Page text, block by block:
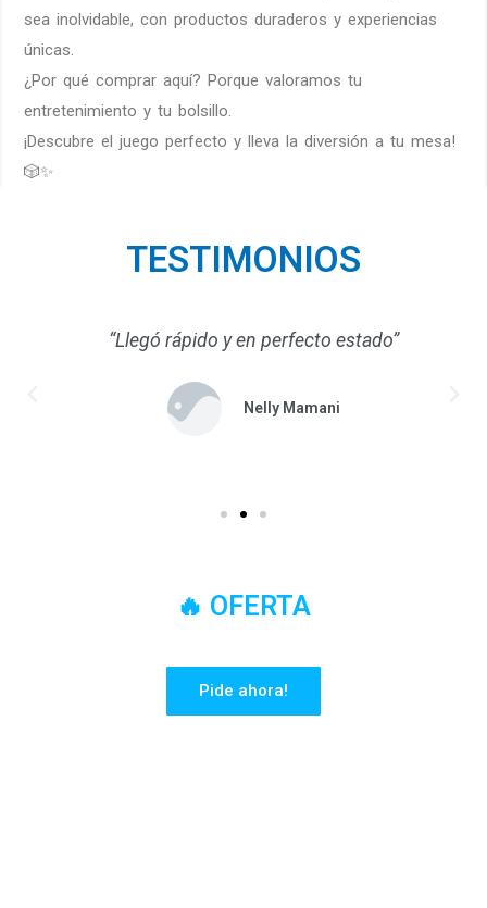
sea inolvidable, con productos duraderos y experiencias
únicas.
¿Por qué comprar aquí? Porque valoramos tu
entretenimiento y tu bolsillo.
¡Descubre el juego perfecto y lleva la diversión a tu mesa!
🎲✨
TESTIMONIOS
“Llegó rápido y en perfecto estado”
Nelly Mamani
🔥 OFERTA
Pide ahora!